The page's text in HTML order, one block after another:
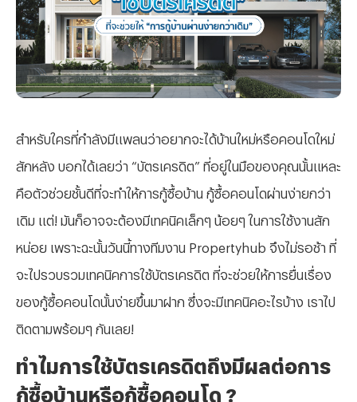
สำหรับใครที่กำลังมีแพลนว่าอยากจะได้บ้านใหม่หรือคอนโดใหม่
สักหลัง บอกได้เลยว่า “บัตรเครดิต” ที่อยู่ในมือของคุณนั้นแหละ
คือตัวช่วยชั้นดีที่จะทำให้การกู้ซื้อบ้าน กู้ซื้อคอนโดผ่านง่ายกว่า
เดิม แต่! มันก็อาจจะต้องมีเทคนิคเล็กๆ น้อยๆ ในการใช้งานสัก
หน่อย เพราะฉะนั้นวันนี้ทางทีมงาน Propertyhub จึงไม่รอช้า ที่
จะไปรวบรวมเทคนิคการใช้บัตรเครดิต ที่จะช่วยให้การยื่นเรื่อง
ของกู้ซื้อคอนโดนั้นง่ายขึ้นมาฝาก ซึ่งจะมีเทคนิคอะไรบ้าง เราไป
ติดตามพร้อมๆ กันเลย!
ทำไมการใช้บัตรเครดิตถึงมีผลต่อการ
กู้ซื้อบ้านหรือกู้ซื้อคอนโด ?